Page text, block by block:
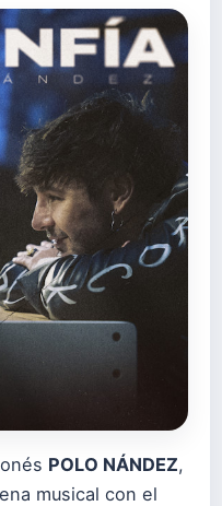
POLO NÁNDEZ,
musical con el